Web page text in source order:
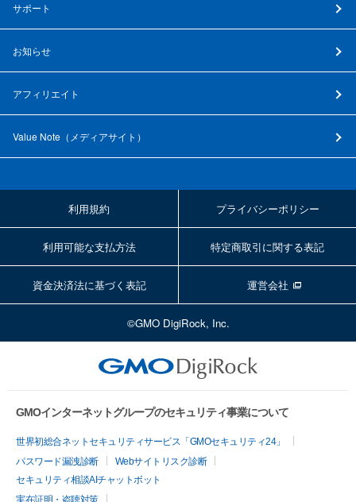
サポート
お知らせ
アフィリエイト
Value Note（ メディアサイト ）
利用規約 プライバシーポリシー
利用可能な支払方法 特定商取引に関する表記
資金決済法に基づく表記 運営会社
©GMO DigiRock, Inc.
GMOインターネットグループのセキュリティ事業について
世界初総合ネットセキュリティサービス「GMOセキュリティ24」
パスワード漏洩診断
Webサイトリスク診断
セキュリティ相談AIチャットボット
実在証明・盗聴対策